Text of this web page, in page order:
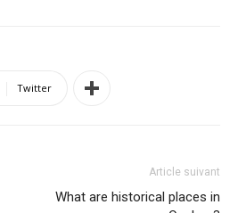
Twitter
Article suivant
What are historical places in